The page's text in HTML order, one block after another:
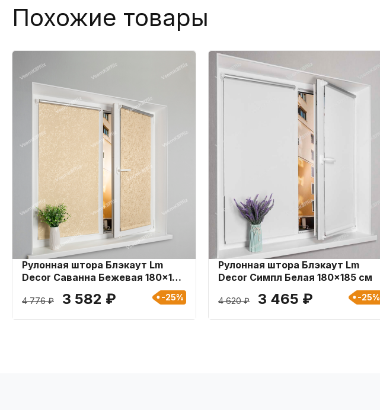
Похожие товары
Рулонная штора Блэкаут Lm
Decor Саванна Бежевая 180x185
4 776 ₽ 3 582 ₽ -25%
Рулонная штора Блэкаут Lm
Decor Симпл Белая 180x185 см
4 620 ₽ 3 465 ₽ -25%